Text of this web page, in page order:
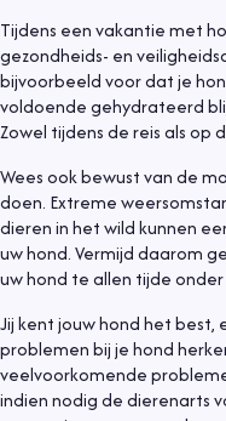
Tijdens een vakantie met
gezondheids- en
bijvoorbeeld voor dat je
voldoende gehydrateerd
Zowel tijdens de reis als
Wees ook bewust van de
doen. Extreme
dieren in het wild kunnen
uw hond. Vermijd daarom
uw hond te allen tijde
Jij kent jouw hond het best,
problemen bij je hond
veelvoorkomende
indien nodig de dierenarts